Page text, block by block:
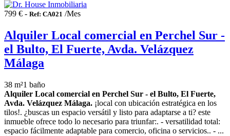
799 € - Ref: CA021 /Mes
Alquiler Local comercial en Perchel Sur -
el Bulto, El Fuerte, Avda. Velázquez
Málaga
38 m²1 baño
Alquiler Local comercial en Perchel Sur - el Bulto, El Fuerte,
Avda. Velázquez Málaga. ¡local con ubicación estratégica en los
tilos!. ¿buscas un espacio versátil y listo para adaptarse a ti? este
inmueble ofrece todo lo necesario para triunfar:. - versatilidad total:
espacio fácilmente adaptable para comercio, oficina o servicios.. - ...